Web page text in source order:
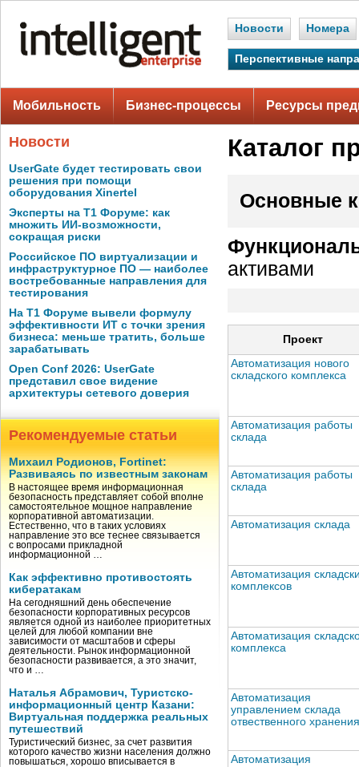
Новости Номера
Перспективные
Мобильность Бизнес-процессы Ресурсы
Новости
UserGate будет тестировать свои
решения при помощи
оборудования Xinertel
Эксперты на Т1 Форуме: как
множить ИИ-возможности,
сокращая риски
Российское ПО виртуализации и
инфраструктурное ПО — наиболее
востребованные направления для
тестирования
На Т1 Форуме вывели формулу
эффективности ИТ с точки зрения
бизнеса: меньше тратить, больше
зарабатывать
Open Conf 2026: UserGate
представил свое видение
архитектуры сетевого доверия
Рекомендуемые статьи
Михаил Родионов, Fortinet:
Развиваясь по известным законам
В настоящее время информационная
безопасность представляет собой вполне
самостоятельное мощное направление
корпоративной автоматизации.
Естественно, что в таких условиях
направление это все теснее связывается
с вопросами прикладной
информационной …
Как эффективно противостоять
кибератакам
На сегодняшний день обеспечение
безопасности корпоративных ресурсов
является одной из наиболее приоритетных
целей для любой компании вне
зависимости от масштабов и сферы
деятельности. Рынок информационной
безопасности развивается, а это значит,
что и …
Наталья Абрамович, Туристско-
информационный центр Казани:
Виртуальная поддержка реальных
путешествий
Туристический бизнес, за счет развития
которого качество жизни населения должно
повышаться, хорошо вписывается в
Каталог
Основные
активами
Проект
Автоматизация нового
складского комплекса
Автоматизация работы
склада
Автоматизация работы
склада
Автоматизация склада
Автоматизация
комплексов
Автоматизация
комплекса
Автоматизация
управлением склада
отвественного хранения
Автоматизация